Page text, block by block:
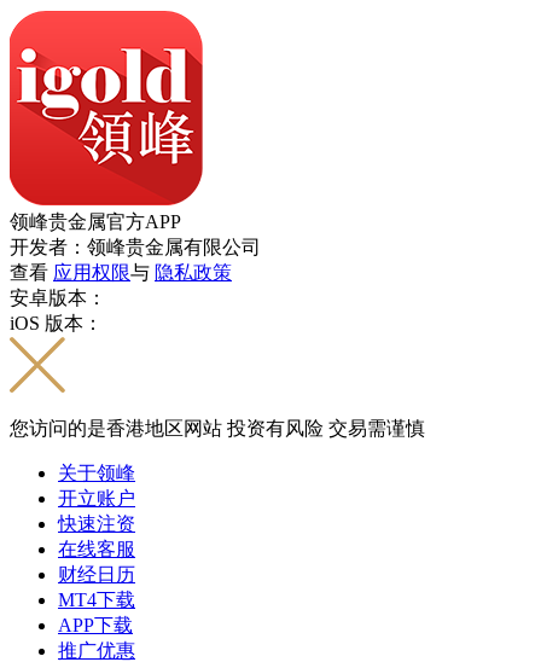
领峰贵金属官方APP
开发者：领峰贵金属有限公司
查看 应用权限与 隐私政策
安卓版本：
iOS 版本：
您访问的是香港地区网站 投资有风险 交易需谨慎
关于领峰
开立账户
快速注资
在线客服
财经日历
MT4下载
APP下载
推广优惠